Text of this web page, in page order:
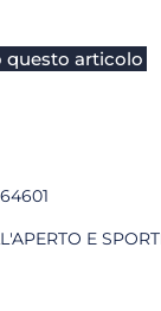
questo articolo
E